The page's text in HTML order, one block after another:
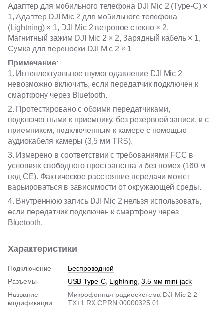
Адаптер для мобильного телефона DJI Mic 2 (Type-C) ×
1, Адаптер DJI Mic 2 для мобильного телефона
(Lightning) × 1, DJI Mic 2 ветровое стекло × 2,
Магнитный зажим DJI Mic 2 × 2, Зарядный кабель × 1,
Сумка для переноски DJI Mic 2 × 1
Примечание:
1. Интеллектуальное шумоподавление DJI Mic 2
невозможно включить, если передатчик подключен к
смартфону через Bluetooth.
2. Протестировано с обоими передатчиками,
подключенными к приемнику, без резервной записи, и с
приемником, подключенным к камере с помощью
аудиокабеля камеры (3,5 мм TRS).
3. Измерено в соответствии с требованиями FCC в
условиях свободного пространства и без помех (160 м
под CE). Фактическое расстояние передачи может
варьироваться в зависимости от окружающей среды.
4. Внутреннюю запись DJI Mic 2 нельзя использовать,
если передатчик подключен к смартфону через
Bluetooth.
Характеристики
Подключение
Беспроводной
Разъемы
USB Type-C Lightning 3.5 мм mini-jack
Название
модификации
Микрофонная радиосистема DJI Mic 2 2
TX+1 RX CP.RN.00000325.01